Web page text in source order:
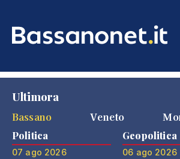
Ultimora
Bassano
Veneto
Politica
07 ago 2026
Geopolitica
06 ago 2026